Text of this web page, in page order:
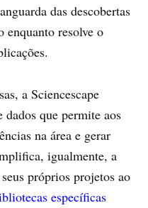
das descobertas
enquanto resolve o
a Sciencescape
que permite aos
na área e gerar
igualmente, a
próprios projetos ao
específicas